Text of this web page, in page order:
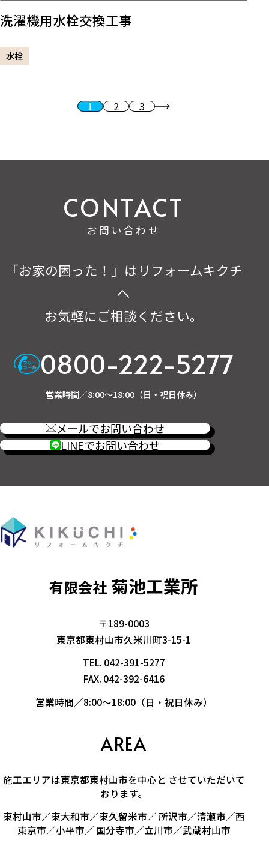
洗濯機用水栓交換工事
水栓
投稿のページ送り 1 2 3 次へ
お問い合わせ
「お家の困った！」はリフォームキクチ
へ
お気軽にご相談ください。
0800-222-5277
営業時間／8:00～18:00（日・祝日休み）
メールでお問い合わせ
LINEでお問い合わせ
有限会社 菊池工業所
〒189-0003
東京都東村山市久米川町3-15-1
TEL. 042-391-5277
FAX. 042-392-6416
営業時間／8:00～18:00（日・祝日休み）
AREA
施工エリアは東京都東村山市を中心と させていただいて
おります。
東村山市／東大和市／東久留米市／ 所沢市／清瀬市／西
東京市／小平市／ 国分寺市／立川市／武蔵村山市